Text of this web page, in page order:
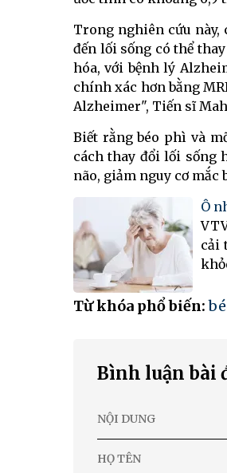
Trong nghiên cứu này,
đến lối sống có thể
hóa, với bệnh lý
chính xác hơn bằng
Alzheimer", Tiến sĩ
Biết rằng béo phì và
cách thay đổi lối sống
não, giảm nguy cơ mắc
Ô
cải
Từ khóa phổ biến:
Bình luận bài